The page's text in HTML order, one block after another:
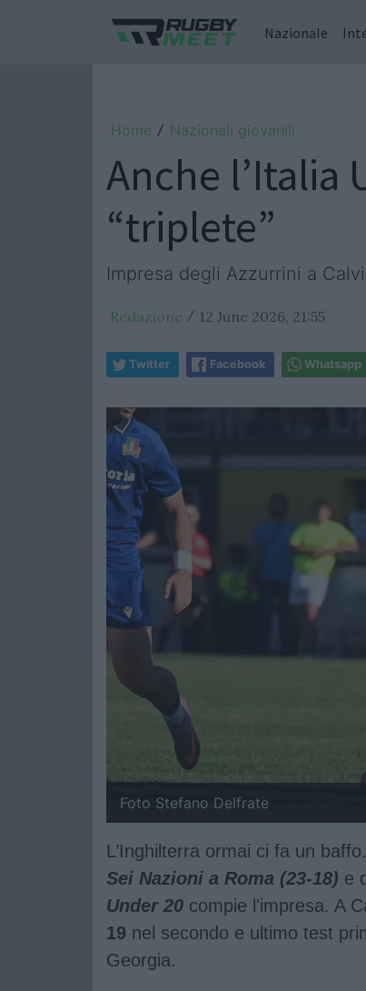
Nazionale
Home / Nazionali giovanili
Anche l’Italia
“triplete”
Impresa degli Azzurrini a
Redazione / 12 June 2026, 21:55
Twitter Facebook Whatsapp
Foto Stefano Delfrate
L’Inghilterra ormai ci fa un
Sei Nazioni a Roma (23-18) e
Under 20 compie l'impresa. A
19 nel secondo e ultimo test
Georgia.